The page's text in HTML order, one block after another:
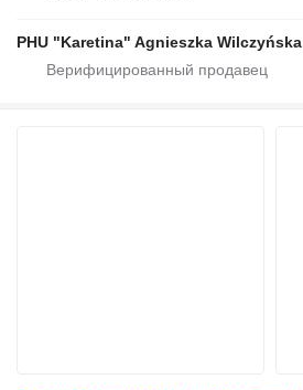
PHU "Karetina" Agnieszka Wilczyńska